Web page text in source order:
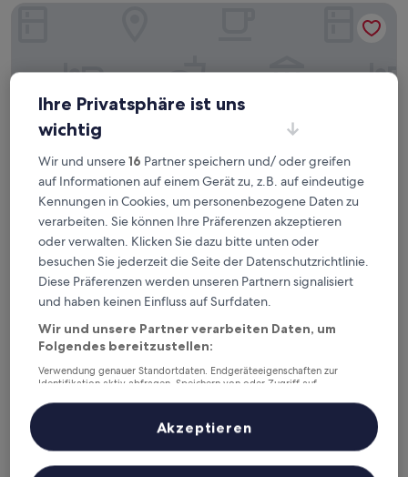
Home2 Suites By Hilton Sheboygan
Home2 Suites By Hilton Sheboygan
3.0-
Sterne-
Unterkunft
8,2 km von Flughafen Sheboygan County Memorial (SBM)
entfernt
von
Außergewöhnlich,
(134
Bewertungen)
9,4/10 Außergewöhnlich (134 Bewertungen)
136 €
inkl. Steuern & Gebühren
23. Aug.–24. Aug.
Home2 Suites By Hilton Sheboygan
AmericInn by Wyndham Sheboygan
Ihre Privatsphäre ist uns
wichtig
Wir und unsere16 Partner speichern und/ oder greifen
auf Informationen auf einem Gerät zu, z.B. auf eindeutige
Kennungen in Cookies, um personenbezogene Daten zu
verarbeiten. Sie können Ihre Präferenzen akzeptieren
oder verwalten. Klicken Sie dazu bitte unten oder
besuchen Sie jederzeit die Seite der Datenschutzrichtlinie.
Diese Präferenzen werden unseren Partnern signalisiert
und haben keinen Einfluss auf Surfdaten.
Wir und unsere Partner verarbeiten Daten, um
Folgendes bereitzustellen:
Verwendung genauer Standortdaten. Endgeräteeigenschaften zur
Identifikation aktiv abfragen. Speichern von oder Zugriff auf
Inhalte, Messung von Werbeleistung und der Performance von Inhalten,
Zielgruppenforschung sowie Entwicklung und Verbesserung von
Liste der Partner (Lieferanten)
Akzeptieren